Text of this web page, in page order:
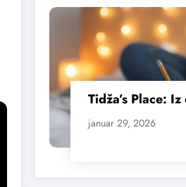
Tidža’s Place:
januar 29, 2026